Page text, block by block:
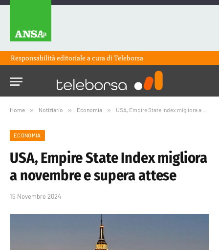
Responsabilità editoriale a cura diTeleborsa
Home » Notiziario » Economia » USA, Empire State Index migliora a novembre e supera attese
ECONOMIA
USA, Empire State Index migliora
a novembre e supera attese
15 Novembre 2024